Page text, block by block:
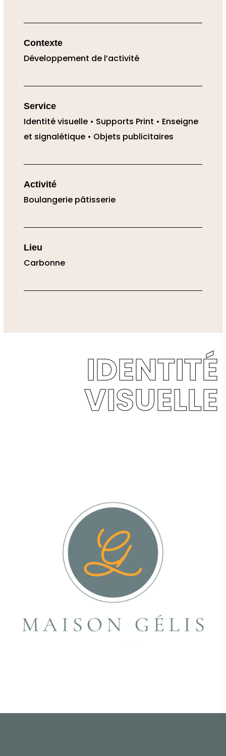
Contexte
Développement de l’activité
Service
Identité visuelle • Supports Print • Enseigne
et signalétique • Objets publicitaires
Activité
Boulangerie pâtisserie
Lieu
Carbonne
IDENTITÉ
VISUELLE